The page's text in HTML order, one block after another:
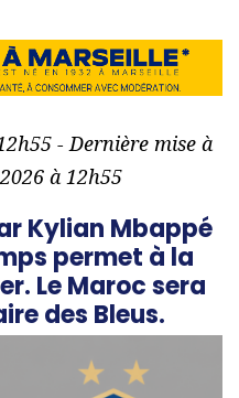
- Dernière mise à
à 12h55
Kylian Mbappé
permet à la
Le Maroc sera
des Bleus.